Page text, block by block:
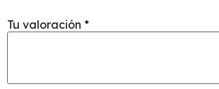
Tu valoración *